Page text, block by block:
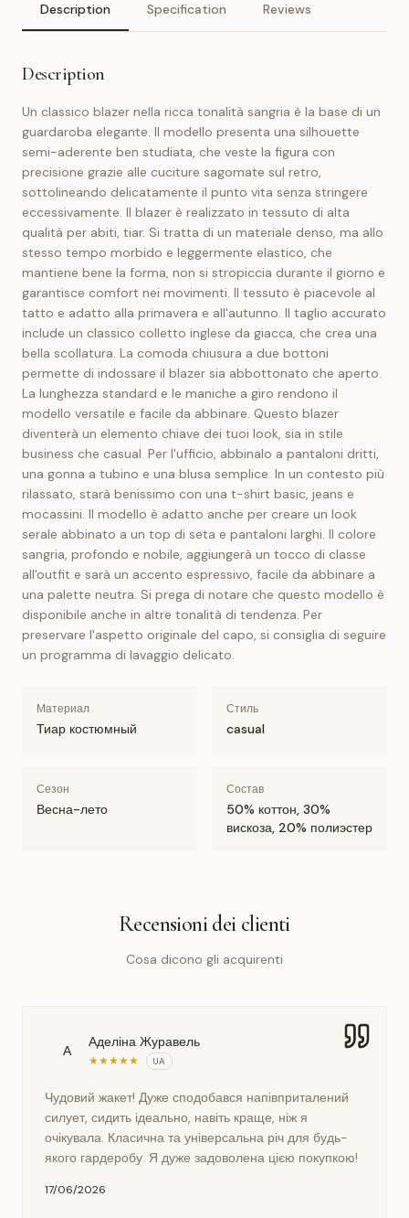
Description Specification Reviews
Description
Un classico blazer nella ricca tonalità sangria è la base di un
guardaroba elegante. Il modello presenta una silhouette
semi-aderente ben studiata, che veste la figura con
precisione grazie alle cuciture sagomate sul retro,
sottolineando delicatamente il punto vita senza stringere
eccessivamente. Il blazer è realizzato in tessuto di alta
qualità per abiti, tiar. Si tratta di un materiale denso, ma allo
stesso tempo morbido e leggermente elastico, che
mantiene bene la forma, non si stropiccia durante il giorno e
garantisce comfort nei movimenti. Il tessuto è piacevole al
tatto e adatto alla primavera e all'autunno. Il taglio accurato
include un classico colletto inglese da giacca, che crea una
bella scollatura. La comoda chiusura a due bottoni
permette di indossare il blazer sia abbottonato che aperto.
La lunghezza standard e le maniche a giro rendono il
modello versatile e facile da abbinare. Questo blazer
diventerà un elemento chiave dei tuoi look, sia in stile
business che casual. Per l'ufficio, abbinalo a pantaloni dritti,
una gonna a tubino e una blusa semplice. In un contesto più
rilassato, starà benissimo con una t-shirt basic, jeans e
mocassini. Il modello è adatto anche per creare un look
serale abbinato a un top di seta e pantaloni larghi. Il colore
sangria, profondo e nobile, aggiungerà un tocco di classe
all'outfit e sarà un accento espressivo, facile da abbinare a
una palette neutra. Si prega di notare che questo modello è
disponibile anche in altre tonalità di tendenza. Per
preservare l'aspetto originale del capo, si consiglia di seguire
un programma di lavaggio delicato.
Материал
Тиар костюмный
Стиль
casual
Сезон
Весна-лето
Состав
50% коттон, 30%
вискоза, 20% полиэстер
Recensioni dei clienti
Cosa dicono gli acquirenti
А
Аделіна Журавель
★★★★★ UA
Чудовий жакет! Дуже сподобався напівприталений
силует, сидить ідеально, навіть краще, ніж я
очікувала. Класична та універсальна річ для будь-
якого гардеробу. Я дуже задоволена цією покупкою!
17/06/2026